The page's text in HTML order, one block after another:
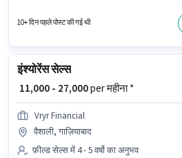
लिए खुली है, मासिक वेतन ₹35000 रहेगा। आवेदकों के पास
10+ दिन पहले पोस्ट की गई थी
इंश्योरेंस सेल्स
₹ 11,000 - 27,000per महीना *
Vryr Financial
वैशाली, गाज़ियाबाद
फ़ील्ड सेल्स में 4 - 5 वर्षो का अनुभव